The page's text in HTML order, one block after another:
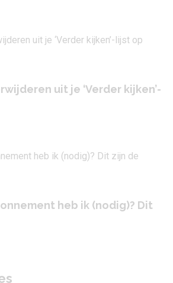
uit je ‘Verder kijken’-
heb ik (nodig)? Dit